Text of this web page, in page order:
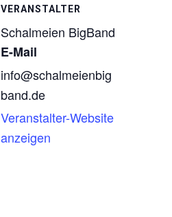
VERANSTALTER
Schalmeien BigBand
E-Mail
info@schalmeienbig
band.de
Veranstalter-Website
anzeigen